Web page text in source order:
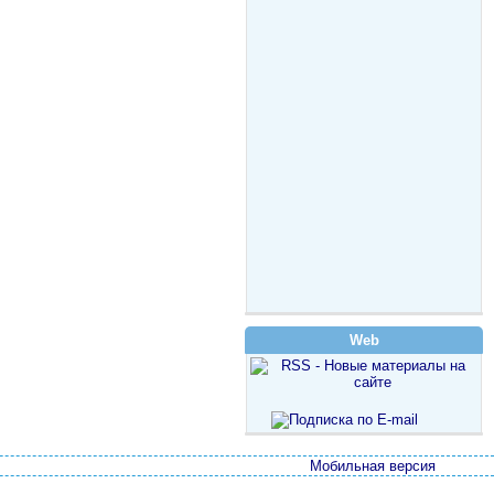
Web
Мобильная версия